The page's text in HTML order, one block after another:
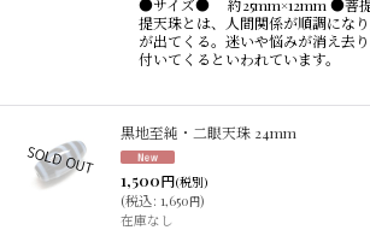
●サイズ● 約25mm×12mm ●菩
提天珠とは、人間関係が順調にな
が出てくる。迷いや悩みが消え去
付いてくるといわれています。
黒地至純・二眼天珠 24mm
1,500円(税別)
(税込: 1,650円)
在庫なし